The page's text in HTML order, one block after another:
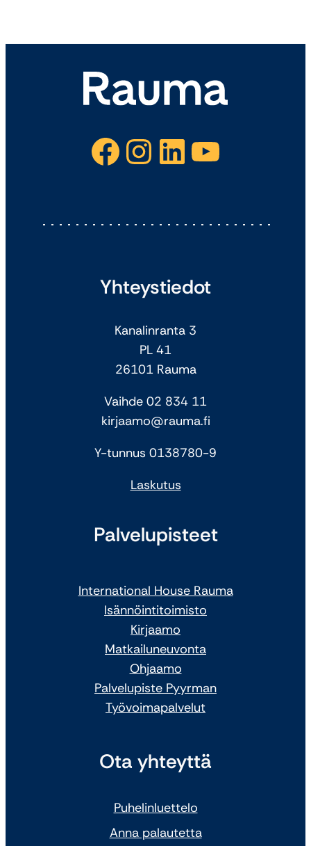
Facebook Instagram LinkedIn YouTube
Yhteystiedot
Kanalinranta 3
PL 41
26101 Rauma
Vaihde 02 834 11
kirjaamo@rauma.fi
Y-tunnus 0138780-9
Laskutus
Palvelupisteet
International House Rauma
Isännöintitoimisto
Kirjaamo
Matkailuneuvonta
Ohjaamo
Palvelupiste Pyyrman
Työvoimapalvelut
Ota yhteyttä
Puhelinluettelo
Anna palautetta